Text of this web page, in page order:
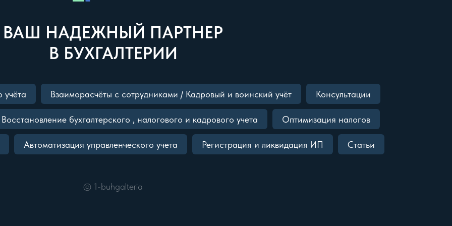
ВАШ НАДЕЖНЫЙ ПАРТНЕР
В БУХГАЛТЕРИИ
учёта Взаиморасчёты с сотрудниками / Кадровый и воинский учёт Консультации
Восстановление бухгалтерского , налогового и кадрового учета Оптимизация налогов
Автоматизация управленческого учета Регистрация и ликвидация ИП Статьи
© 1-buhgalteria